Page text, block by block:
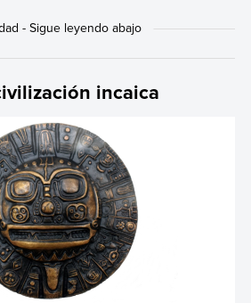
incaica